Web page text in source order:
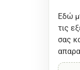
Εδώ
τις
σας